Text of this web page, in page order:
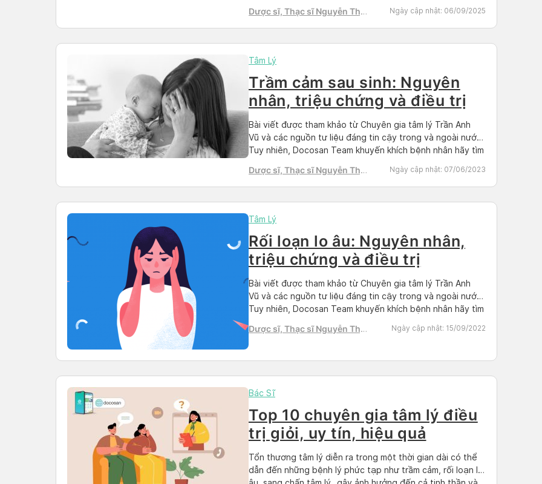
quá nhiều có thể giúp […]
Dược sĩ, Thạc sĩ Nguyễn Thị
Ngày cập nhật: 06/09/2025
Tâm Lý
Trầm cảm sau sinh: Nguyên
nhân, triệu chứng và điều trị
Bài viết được tham khảo từ Chuyên gia tâm lý Trần Anh
Vũ và các nguồn tư liệu đáng tin cậy trong và ngoài nước.
Tuy nhiên, Docosan Team khuyến khích bệnh nhân hãy tìm
trên Docosan.com Trầm cảm sau sinh là một chứng bệnh
[…]
Dược sĩ, Thạc sĩ Nguyễn Thị
Ngày cập nhật: 07/06/2023
Tâm Lý
Rối loạn lo âu: Nguyên nhân,
triệu chứng và điều trị
Bài viết được tham khảo từ Chuyên gia tâm lý Trần Anh
Vũ và các nguồn tư liệu đáng tin cậy trong và ngoài nước.
Tuy nhiên, Docosan Team khuyến khích bệnh nhân hãy tìm
trên Docosan.com Lo lắng là một cảm xúc bình thường […]
Dược sĩ, Thạc sĩ Nguyễn Thị
Ngày cập nhật: 15/09/2022
Bác Sĩ
Top 10 chuyên gia tâm lý điều
trị giỏi, uy tín, hiệu quả
Tổn thương tâm lý diễn ra trong một thời gian dài có thể
dẫn đến những bệnh lý phức tạp như trầm cảm, rối loạn lo